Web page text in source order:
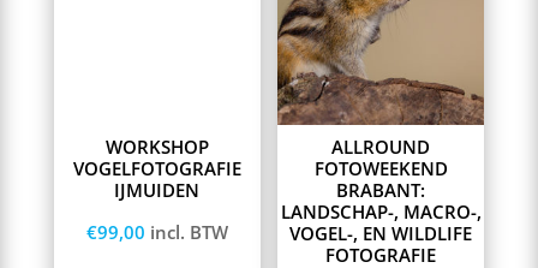
WORKSHOP
VOGELFOTOGRAFIE
IJMUIDEN
€99,00 incl. BTW
ALLROUND
FOTOWEEKEND
BRABANT:
LANDSCHAP-, MACRO-,
VOGEL-, EN WILDLIFE
FOTOGRAFIE
variants.
The
options
may
be
chosen
page